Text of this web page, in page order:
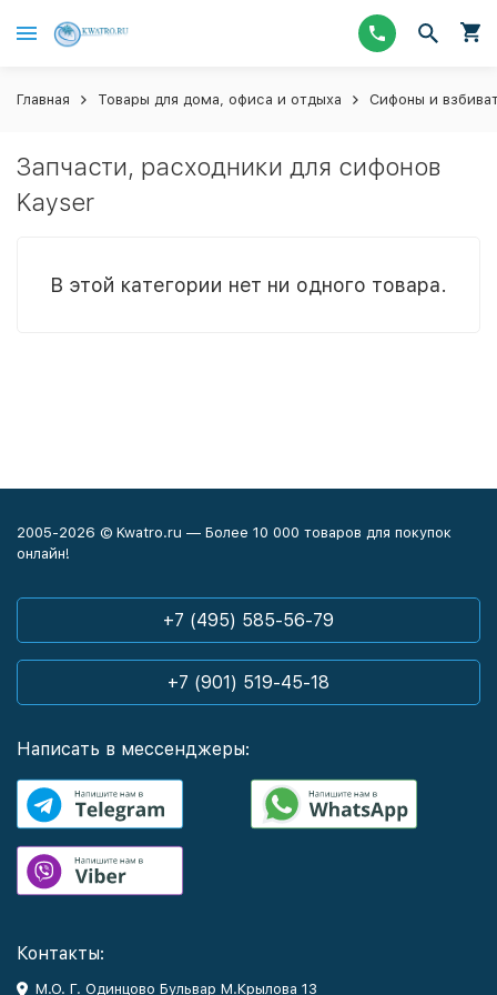
Главная Товары для дома, офиса и отдыха Сифоны и
Запчасти, расходники для сифонов
Kayser
В этой категории нет ни одного товара.
2005-2026 © Kwatro.ru — Более 10 000 товаров для покупок
онлайн!
+7 (495) 585-56-79
+7 (901) 519-45-18
Написать в мессенджеры:
Контакты:
М.О. Г. Одинцово Бульвар М.Крылова 13